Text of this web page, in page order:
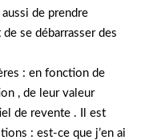
de prendre
se débarrasser des
: en fonction de
, de leur valeur
de revente . Il est
: est-ce que j’en ai